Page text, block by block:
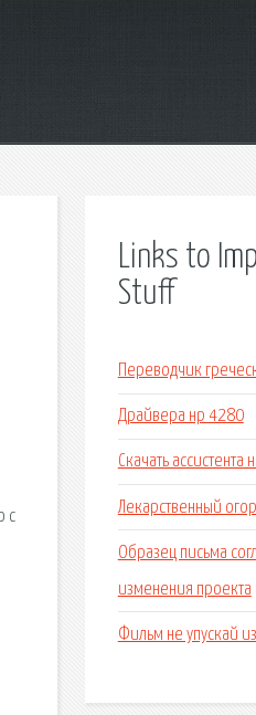
с
Links to
Stuff
Переводчик
Драйвера нр 4280
Скачать ассистента
Лекарственный
Образец письма
изменения проекта
Фильм не упускай